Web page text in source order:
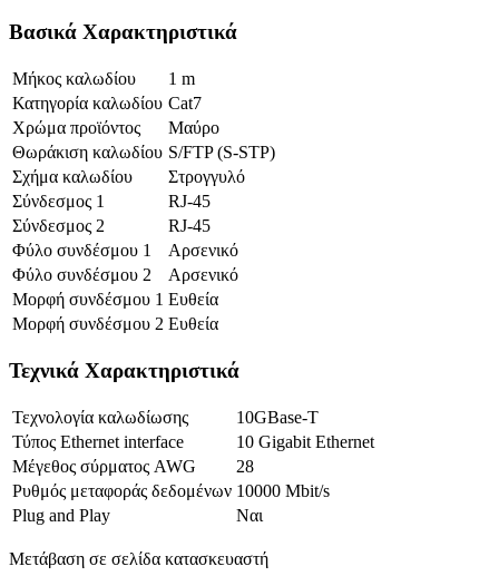
Βασικά Χαρακτηριστικά
Μήκος καλωδίου
1 m
Κατηγορία καλωδίου Cat7
Χρώμα προϊόντος
Μαύρο
Θωράκιση καλωδίου S/FTP (S-STP)
Σχήμα καλωδίου
Στρογγυλό
Σύνδεσμος 1
RJ-45
Σύνδεσμος 2
RJ-45
Φύλο συνδέσμου 1
Αρσενικό
Φύλο συνδέσμου 2
Αρσενικό
Μορφή συνδέσμου 1 Ευθεία
Μορφή συνδέσμου 2 Ευθεία
Τεχνικά Χαρακτηριστικά
Τεχνολογία καλωδίωσης
10GBase-T
Τύπος Ethernet interface
10 Gigabit Ethernet
Μέγεθος σύρματος AWG
28
Ρυθμός μεταφοράς δεδομένων 10000 Mbit/s
Plug and Play
Ναι
Μετάβαση σε σελίδα κατασκευαστή